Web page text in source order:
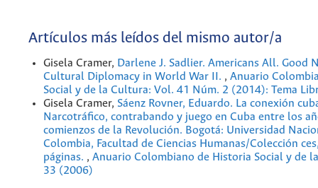
Artículos más leídos del mismo autor/a
Gisela Cramer, Darlene J. Sadlier. Americans All. Good
Cultural Diplomacy in World War II. , Anuario
Social y de la Cultura: Vol. 41 Núm. 2 (2014): Tema
Gisela Cramer, Sáenz Rovner, Eduardo. La conexión
Narcotráfico, contrabando y juego en Cuba entre los
comienzos de la Revolución. Bogotá: Universidad
Colombia, Facultad de Ciencias Humanas/Colección
páginas. , Anuario Colombiano de Historia Social y de
33 (2006)